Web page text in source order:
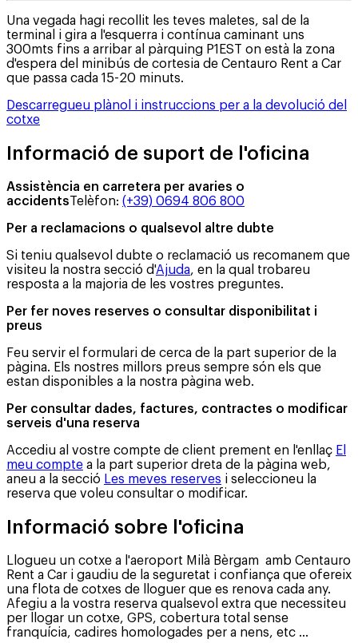
Una vegada hagi recollit les teves maletes, sal de la
terminal i gira a l'esquerra i contínua caminant uns
300mts fins a arribar al pàrquing P1EST on està la zona
d'espera del minibús de cortesia de Centauro Rent a Car
que passa cada 15-20 minuts.
Descarregueu plànol i instruccions per a la devolució del
cotxe
Informació de suport de l'oficina
Assistència en carretera per avaries o
accidentsTelèfon: (+39) 0694 806 800
Per a reclamacions o qualsevol altre dubte
Si teniu qualsevol dubte o reclamació us recomanem que
visiteu la nostra secció d'Ajuda, en la qual trobareu
resposta a la majoria de les vostres preguntes.
Per fer noves reserves o consultar disponibilitat i
preus
Feu servir el formulari de cerca de la part superior de la
pàgina. Els nostres millors preus sempre són els que
estan disponibles a la nostra pàgina web.
Per consultar dades, factures, contractes o modificar
serveis d'una reserva
Accediu al vostre compte de client prement en l'enllaç El
meu compte a la part superior dreta de la pàgina web,
aneu a la secció Les meves reserves i seleccioneu la
reserva que voleu consultar o modificar.
Informació sobre l'oficina
Llogueu un cotxe a l'aeroport Milà Bèrgam amb Centauro
Rent a Car i gaudiu de la seguretat i confiança que ofereix
una flota de cotxes de lloguer que es renova cada any.
Afegiu a la vostra reserva qualsevol extra que necessiteu
per llogar un cotxe, GPS, cobertura total sense
franquícia, cadires homologades per a nens, etc ...